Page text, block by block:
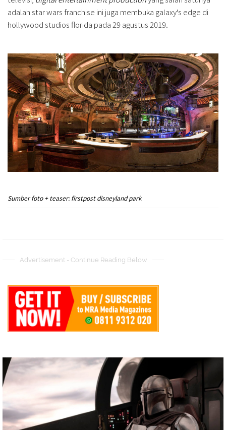
adalah star wars franchise ini juga membuka galaxy's edge di
hollywood studios florida pada 29 agustus 2019.
Sumber foto + teaser: firstpost disneyland park
Advertisement - Continue Reading Below